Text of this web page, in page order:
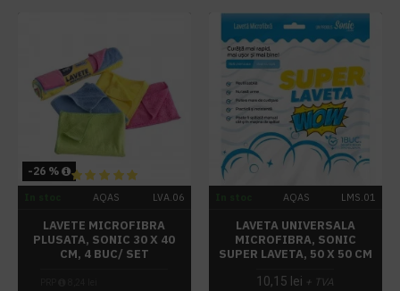
-26 %
AQAS LVA.06
LAVETE MICROFIBRA
PLUSATA, SONIC 30 X 40
CM, 4 BUC/ SET
AQAS LMS.01
LAVETA UNIVERSALA
MICROFIBRA, SONIC
SUPER LAVETA, 50 X 50 CM
10,15 lei + TVA